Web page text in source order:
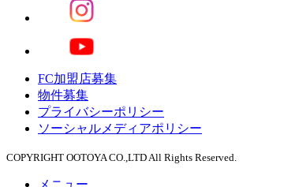
FC加盟店募集
物件募集
プライバシーポリシー
ソーシャルメディアポリシー
COPYRIGHT OOTOYA CO.,LTD All Rights Reserved.
メニュー